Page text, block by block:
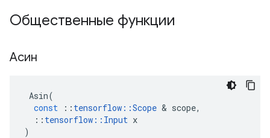
Общественные функции
Асин
Asin(
const
:: tensorflow ::Scope & scope,
:: tensorflow :: Input x
)